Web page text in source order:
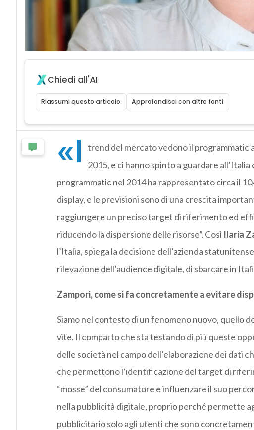
Chiedi all'AI
Riassumi questo articolo Approfondisci con altre fonti
«I
trend del mercato vedono il programmatic
2015, e ci hanno spinto a guardare
programmatic nel 2014 ha rappresentato circa il
display, e le previsioni sono di una crescita
raggiungere un preciso target di riferimento ed
riducendo la dispersione delle risorse”. Così Ilaria
l’Italia, spiega la decisione dell’azienda
rilevazione dell’audience digitale, di sbarcare in
Zampori, come si fa concretamente a evitare
Siamo nel contesto di un fenomeno nuovo, quello
vite. Il comparto che sta testando di più queste
delle società nel campo dell’elaborazione dei dati
che permettono l’identificazione del target di
“mosse” del consumatore e influenzare il suo
nella pubblicità digitale, proprio perché permette
pubblicitario solo agli utenti che sono